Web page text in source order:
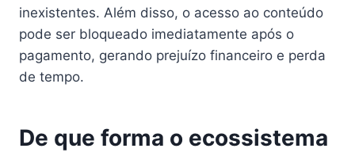
inexistentes. Além disso, o acesso ao conteúdo
pode ser bloqueado imediatamente após o
pagamento, gerando prejuízo financeiro e perda
de tempo.
De que forma o ecossistema